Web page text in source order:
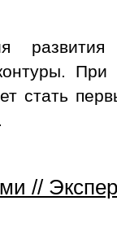
развития
стать
//